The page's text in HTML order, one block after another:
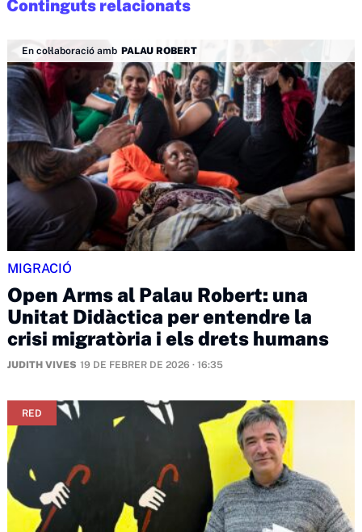
Continguts relacionats
En col·laboració amb PALAU ROBERT
MIGRACIÓ
Open Arms al Palau Robert: una
Unitat Didàctica per entendre la
crisi migratòria i els drets humans
JUDITH VIVES 19 DE FEBRER DE 2026 · 16:35
RED